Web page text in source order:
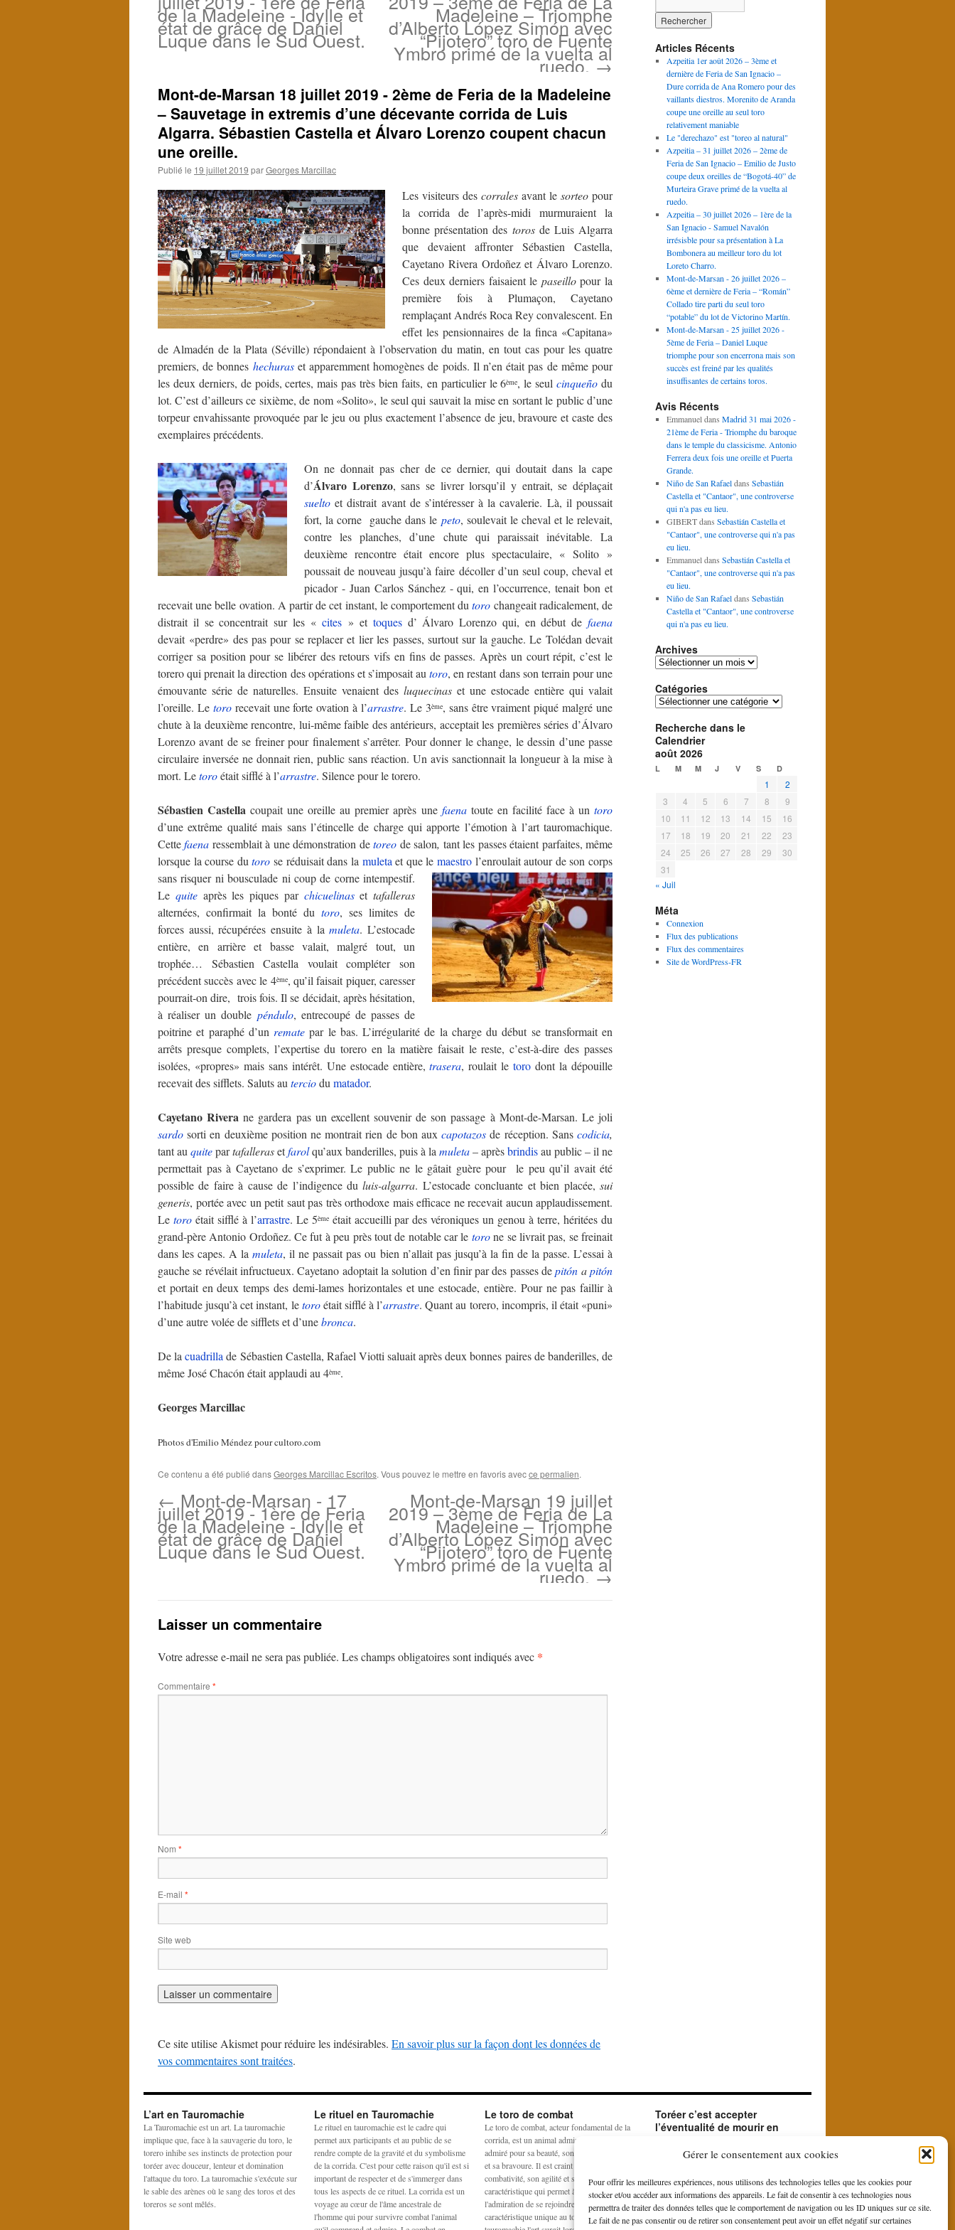
Gérer le consentement aux cookies
Pour offrir les meilleures expériences, nous utilisons des technologies telles que les cookies pour
stocker et/ou accéder aux informations des appareils. Le fait de consentir à ces technologies nous
permettra de traiter des données telles que le comportement de navigation ou les ID uniques sur ce site.
Le fait de ne pas consentir ou de retirer son consentement peut avoir un effet négatif sur certaines
de la Madeleine - Idylle et
état de grâce de Daniel
Luque dans le Sud Ouest.
Madeleine – Triomphe
d’Alberto López Simón avec
“Pijotero” toro de Fuente
Ymbro primé de la vuelta al
ruedo.→
Mont-de-Marsan 18 juillet 2019 - 2ème de Feria de la Madeleine
– Sauvetage in extremis d’une décevante corrida de Luis
Algarra. Sébastien Castella et Álvaro Lorenzo coupent chacun
une oreille.
Publié le 19 juillet 2019 parGeorges Marcillac
Les visiteurs des corrales avant le sorteo pour
la corrida de l’après-midi murmuraient la
bonne présentation des torosde Luis Algarra
que devaient affronter Sébastien Castella,
Cayetano Rivera Ordoñez et Álvaro Lorenzo.
Ces deux derniers faisaient le paseillopour la
première fois à Plumaçon, Cayetano
remplaçant Andrés Roca Rey convalescent. En
effet les pensionnaires de la finca «Capitana»
de Almadén de la Plata (Séville) répondaient à l’observation du matin, en tout cas pour les quatre
premiers, de bonnes hechuraset apparemment homogènes de poids. Il n’en était pas de même pour
les deux derniers, de poids, certes, mais pas très bien faits, en particulier le 6ème, le seulcinqueño du
lot. C’est d’ailleurs ce sixième, de nom «Solito», le seul qui sauvait la mise en sortant le public d’une
torpeur envahissante provoquée par le jeu ou plus exactement l’absence de jeu, bravoure et caste des
exemplaires précédents.
On ne donnait pas cher de ce dernier, qui doutait dans la cape
d’Álvaro Lorenzo, sans se livrer lorsqu’il y entrait, se déplaçait
suelto et distrait avant de s’intéresser à la cavalerie. Là, il poussait
fort, la corne gauche dans le peto, soulevait le cheval et le relevait,
contre les planches, d’une chute qui paraissait inévitable. La
deuxième rencontre était encore plus spectaculaire, « Solito »
poussait de nouveau jusqu’à faire décoller d’un seul coup, cheval et
picador - Juan Carlos Sánchez - qui, en l’occurrence, tenait bon et
recevait une belle ovation. A partir de cet instant, le comportement dutoro changeait radicalement, de
distrait il se concentrait sur les «cites » et toquesd’ Álvaro Lorenzo qui, en début defaena
devait «perdre» des pas pour se replacer et lier les passes, surtout sur la gauche. Le Tolédan devait
corriger sa position pour se libérer des retours vifs en fins de passes. Après un court répit, c’est le
torero qui prenait la direction des opérations et s’imposait autoro, en restant dans son terrain pour une
émouvante série de naturelles. Ensuite venaient des luquecinas et une estocade entière qui valait
l’oreille. Le tororecevait une forte ovation à l’arrastre. Le 3ème, sans être vraiment piqué malgré une
chute à la deuxième rencontre, lui-même faible des antérieurs, acceptait les premières séries d’Álvaro
Lorenzo avant de se freiner pour finalement s’arrêter. Pour donner le change, le dessin d’une passe
circulaire inversée ne donnait rien, public sans réaction. Un avis sanctionnait la longueur à la mise à
mort. Letoroétait sifflé à l’arrastre. Silence pour le torero.
Sébastien Castella coupait une oreille au premier après une faenatoute en facilité face à un toro
d’une extrême qualité mais sans l’étincelle de charge qui apporte l’émotion à l’art tauromachique.
Cettefaena ressemblait à une démonstration detoreo de salon, tant les passes étaient parfaites, même
lorsque la course dutoro se réduisait dans la muleta et que le maestrol’enroulait autour de son corps
sans risquer ni bousculade ni coup de corne intempestif.
Le quiteaprès les piques par chicuelinaset tafalleras
alternées, confirmait la bonté du toro, ses limites de
forces aussi, récupérées ensuite à lamuleta. L’estocade
entière, en arrière et basse valait, malgré tout, un
trophée… Sébastien Castella voulait compléter son
précédent succès avec le 4ème, qu’il faisait piquer, caresser
pourrait-on dire, trois fois. Il se décidait, après hésitation,
à réaliser un double péndulo, entrecoupé de passes de
poitrine et paraphé d’un remate par le bas. L’irrégularité de la charge du début se transformait en
arrêts presque complets, l’expertise du torero en la matière faisait le reste, c’est-à-dire des passes
isolées, «propres» mais sans intérêt. Une estocade entière,trasera, roulait letoro dont la dépouille
recevait des sifflets. Saluts au terciodu matador.
Cayetano Riverane gardera pas un excellent souvenir de son passage à Mont-de-Marsan. Le joli
sardo sorti en deuxième position ne montrait rien de bon auxcapotazos de réception. Sanscodicia,
tant au quitepartafallerasetfarolqu’aux banderilles, puis à la muleta– aprèsbrindisau public – il ne
permettait pas à Cayetano de s’exprimer. Le public ne le gâtait guère pour le peu qu’il avait été
possible de faire à cause de l’indigence duluis-algarra. L’estocade concluante et bien placée,sui
generis, portée avec un petit saut pas très orthodoxe mais efficace ne recevait aucun applaudissement.
Le toroétait sifflé à l’arrastre. Le 5èmeétait accueilli par des véroniques un genou à terre, héritées du
grand-père Antonio Ordoñez. Ce fut à peu près tout de notable car le torone se livrait pas, se freinait
dans les capes. A lamuleta, il ne passait pas ou bien n’allait pas jusqu’à la fin de la passe. L’essai à
gauche se révélait infructueux. Cayetano adoptait la solution d’en finir par des passes depitón apitón
et portait en deux temps des demi-lames horizontales et une estocade, entière. Pour ne pas faillir à
l’habitude jusqu’à cet instant, letoroétait sifflé à l’arrastre. Quant au torero, incompris, il était «puni»
d’une autre volée de sifflets et d’unebronca.
De lacuadrilla de Sébastien Castella, Rafael Viotti saluait après deux bonnes paires de banderilles, de
même José Chacón était applaudi au 4ème.
Georges Marcillac
Photos d'Emilio Méndez pour cultoro.com
Ce contenu a été publié dansGeorges Marcillac Escritos. Vous pouvez le mettre en favoris avecce permalien.
← Mont-de-Marsan - 17
juillet 2019 - 1ère de Feria
de la Madeleine - Idylle et
état de grâce de Daniel
Luque dans le Sud Ouest.
Mont-de-Marsan 19 juillet
2019 – 3ème de Feria de La
Madeleine – Triomphe
d’Alberto López Simón avec
“Pijotero” toro de Fuente
Ymbro primé de la vuelta al
ruedo.→
Laisser un commentaire
Votre adresse e-mail ne sera pas publiée. Les champs obligatoires sont indiqués avec *
Commentaire *
Nom *
E-mail *
Site web
Ce site utilise Akismet pour réduire les indésirables. En savoir plus sur la façon dont les données de
vos commentaires sont traitées.
Articles Récents
Azpeitia 1er août 2026 – 3ème et
dernière de Feria de San Ignacio –
Dure corrida de Ana Romero pour des
vaillants diestros. Morenito de Aranda
coupe une oreille au seul toro
relativement maniable
Le "derechazo" est "toreo al natural"
Azpeitia – 31 juillet 2026 – 2ème de
Feria de San Ignacio – Emilio de Justo
coupe deux oreilles de “Bogotá-40” de
Murteira Grave primé de la vuelta al
ruedo.
Azpeitia – 30 juillet 2026 – 1ère de la
San Ignacio - Samuel Navalón
irrésisble pour sa présentation à La
Bombonera au meilleur toro du lot
Loreto Charro.
Mont-de-Marsan - 26 juillet 2026 –
6ème et dernière de Feria – “Román”
Collado tire parti du seul toro
“potable” du lot de Victorino Martín.
Mont-de-Marsan - 25 juillet 2026 -
5ème de Feria – Daniel Luque
triomphe pour son encerrona mais son
succès est freiné par les qualités
insuffisantes de certains toros.
Avis Récents
Emmanueldans Madrid 31 mai 2026 -
21ème de Feria - Triomphe du baroque
dans le temple du classicisme. Antonio
Ferrera deux fois une oreille et Puerta
Grande.
Niño de San Rafaeldans Sebastián
Castella et "Cantaor", une controverse
qui n'a pas eu lieu.
GIBERTdans Sebastián Castella et
"Cantaor", une controverse qui n'a pas
eu lieu.
Emmanueldans Sebastián Castella et
"Cantaor", une controverse qui n'a pas
eu lieu.
Niño de San Rafaeldans Sebastián
Castella et "Cantaor", une controverse
qui n'a pas eu lieu.
Archives
Archives
Catégories
Catégories
Recherche dans le
Calendrier
août 2026
L M M J V S D
1
2
3
4 5 6 7 8
9
10
11 12 13 14 15
16
17
18 19 20 21 22
23
24
25 26 27 28 29
30
31
« Juil
Méta
Connexion
Flux des publications
Flux des commentaires
Site de WordPress-FR
L’art en Tauromachie
La Tauromachie est un art. La tauromachie
implique que, face à la sauvagerie du toro, le
torero inhibe ses instincts de protection pour
toréer avec douceur, lenteur et domination
l'attaque du toro. La tauromachie s'exécute sur
le sable des arènes où le sang des toros et des
toreros se sont mêlés.
Le rituel en Tauromachie
Le rituel en tauromachie est le cadre qui
permet aux participants et au public de se
rendre compte de la gravité et du symbolisme
de la corrida. C'est pour cette raison qu'il est si
important de respecter et de s'immerger dans
tous les aspects de ce rituel. La corrida est un
voyage au cœur de l'âme ancestrale de
l'homme qui pour survivre combat l'animal
Le toro de combat
Le toro de combat, acteur fondamental de la
corrida, est un animal admiré et craint. Il est
admiré pour sa beauté, son harmonie physique
et sa bravoure. Il est craint pour sa
combativité, son agilité et sa force. La
caractéristique qui permet à la crainte et à
l'admiration de se rejoindre est la noblesse,
caractéristique unique au toro de combat. En
Toréer c’est accepter
l’éventualité de mourir en
Le matador accepte en toréant l'éventualité de
beau et du sublime que le contraste entre la
force et la bravoure du toro et la douce
gestuelle du toreo, fait naître du rituel de la
corrida.